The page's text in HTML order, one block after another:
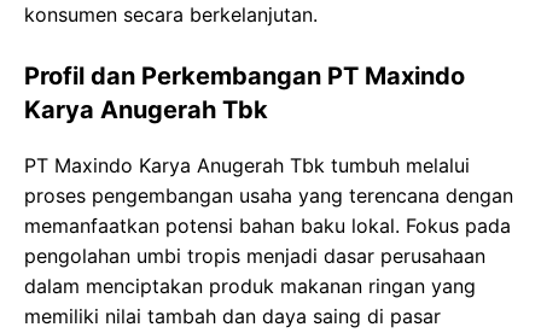
konsumen secara berkelanjutan.
Profil dan Perkembangan PT Maxindo
Karya Anugerah Tbk
PT Maxindo Karya Anugerah Tbk tumbuh melalui
proses pengembangan usaha yang terencana dengan
memanfaatkan potensi bahan baku lokal. Fokus pada
pengolahan umbi tropis menjadi dasar perusahaan
dalam menciptakan produk makanan ringan yang
memiliki nilai tambah dan daya saing di pasar